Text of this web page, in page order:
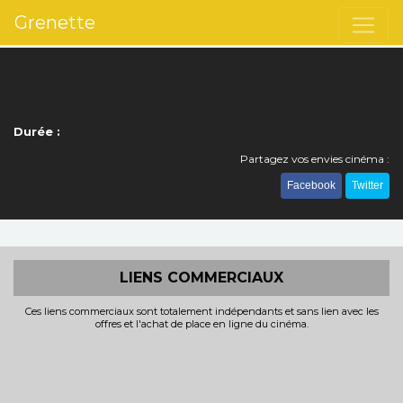
Grenette
Durée :
Partagez vos envies cinéma :
Facebook Twitter
LIENS COMMERCIAUX
Ces liens commerciaux sont totalement indépendants et sans lien avec les
offres et l'achat de place en ligne du cinéma.